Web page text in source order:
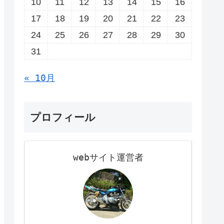
17
18 19 20 21 22
23
24
25 26 27 28 29
30
31
« 10月
プロフィール
webサイト運営者